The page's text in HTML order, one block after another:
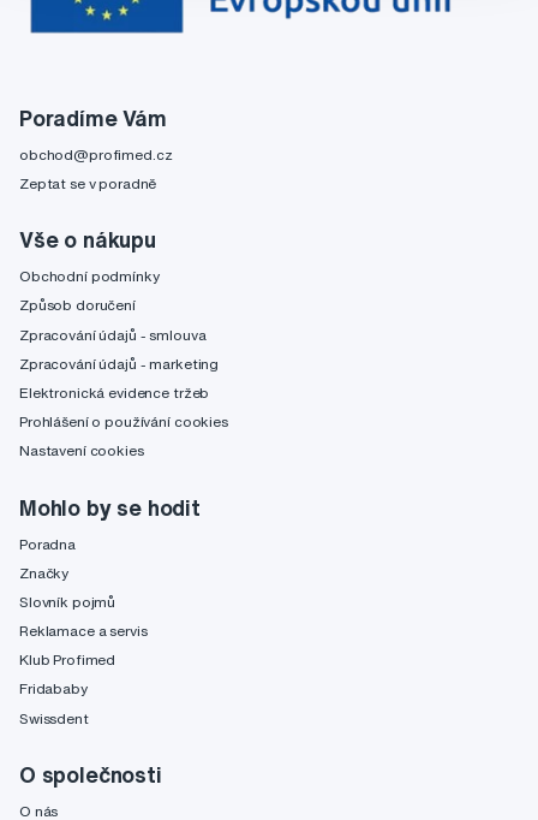
Poradíme Vám
obchod@profimed.cz
Zeptat se v poradně
Vše o nákupu
Obchodní podmínky
Způsob doručení
Zpracování údajů - smlouva
Zpracování údajů - marketing
Elektronická evidence tržeb
Prohlášení o používání cookies
Nastavení cookies
Mohlo by se hodit
Poradna
Značky
Slovník pojmů
Reklamace a servis
Klub Profimed
Fridababy
Swissdent
O společnosti
O nás